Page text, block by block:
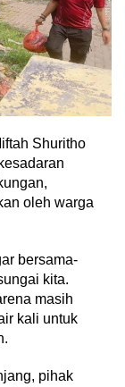
Shuritho
oleh warga
bersama-
kita.
masih
kali untuk
pihak